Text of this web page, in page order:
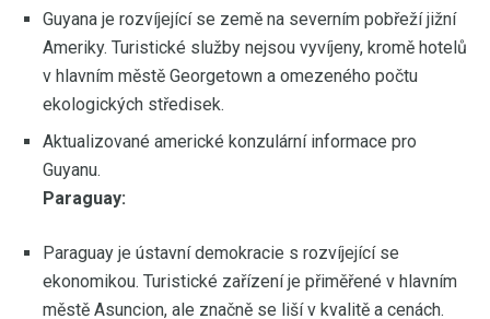
Guyana je rozvíjející se země na severním pobřeží jižní
Ameriky. Turistické služby nejsou vyvíjeny, kromě hotelů
v hlavním městě Georgetown a omezeného počtu
ekologických středisek.
Aktualizované americké konzulární informace pro
Guyanu.
Paraguay:
Paraguay je ústavní demokracie s rozvíjející se
ekonomikou. Turistické zařízení je přiměřené v hlavním
městě Asuncion, ale značně se liší v kvalitě a cenách.